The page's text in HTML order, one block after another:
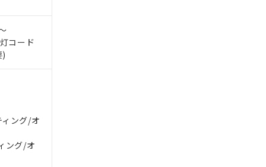
コード
ング/オ
ング/オ
供させていただ
了承ください。
き作成されるも
をご了承くださ
です。
ありません。
です。
1000ppm以下、
下、フタル酸ジブチ
) : 1000ppm、
貨物等」とい
可)を取得する
要な手段を講じ